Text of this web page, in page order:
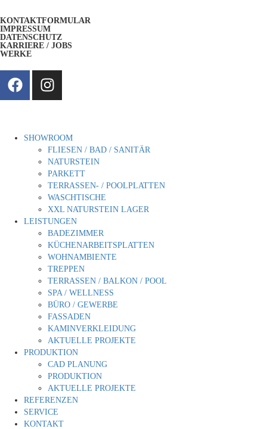
KONTAKTFORMULAR
IMPRESSUM
DATENSCHUTZ
KARRIERE / JOBS
WERKE
SHOWROOM
FLIESEN / BAD / SANITÄR
NATURSTEIN
PARKETT
TERRASSEN- / POOLPLATTEN
WASCHTISCHE
XXL NATURSTEIN LAGER
LEISTUNGEN
BADEZIMMER
KÜCHENARBEITSPLATTEN
WOHNAMBIENTE
TREPPEN
TERRASSEN / BALKON / POOL
SPA / WELLNESS
BÜRO / GEWERBE
FASSADEN
KAMINVERKLEIDUNG
AKTUELLE PROJEKTE
PRODUKTION
CAD PLANUNG
PRODUKTION
AKTUELLE PROJEKTE
REFERENZEN
SERVICE
KONTAKT